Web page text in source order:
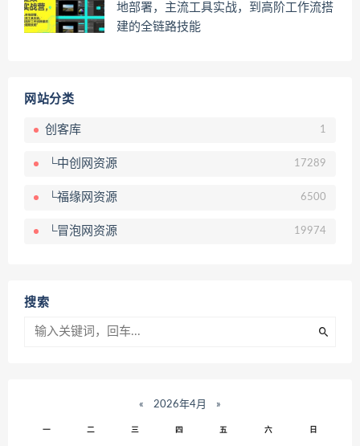
地部署，主流工具实战，到高阶工作流搭
建的全链路技能
网站分类
创客库 1
└中创网资源 17289
└福缘网资源 6500
└冒泡网资源 19974
搜索
« 2026年4月 »
一 二 三 四 五 六 日